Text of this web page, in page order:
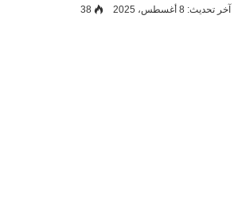
آخر تحديث: 8 أغسطس، 2025 38